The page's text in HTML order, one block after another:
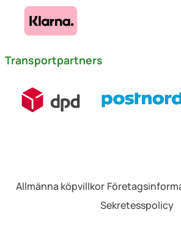
Transportpartners
Allmänna köpvillkor
Sekretesspolicy